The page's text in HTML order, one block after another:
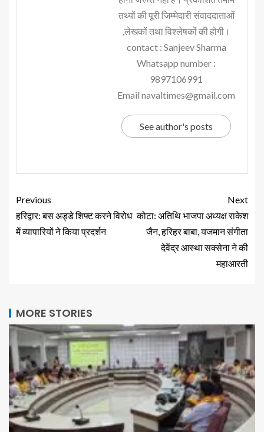
तथ्यों की पूरी जिम्मेदारी संवाददाताओं
,लेखकों तथा विश्लेषकों की होगी।
contact : Sanjeev Sharma
Whatsapp number :
9897106991
Email navaltimes@gmail.com
See author's posts
Previous
हरिद्वार: बस अड्डे शिफ्ट करने विरोध
में व्यापारियों ने किया प्रदर्शन
Next
कोटा: अतिथि भाजपा अध्यक्ष राकेश
जैन, हरिहर बाबा, यजमान संगीता
देवेंद्र आस्था सक्सेना ने की
महाआरती
MORE STORIES